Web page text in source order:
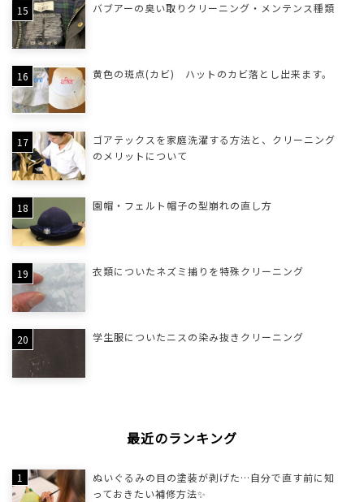
バブアーの臭い取りクリーニング・メンテンス種類
黄色の斑点(カビ) ハットのカビ落とし出来ます。
ゴアテックスを家庭洗濯する方法と、クリーニング
のメリットについて
園帽・フェルト帽子の型崩れの直し方
衣類についたネズミ捕りを特殊クリーニング
学生服についたニスの染み抜きクリーニング
最近のランキング
ぬいぐるみの目の塗装が剥げた…自分で直す前に知
っておきたい補修方法✨